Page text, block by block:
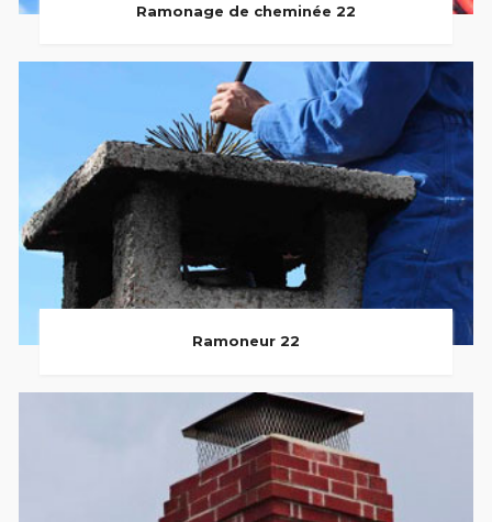
Ramonage de cheminée 22
Ramoneur 22